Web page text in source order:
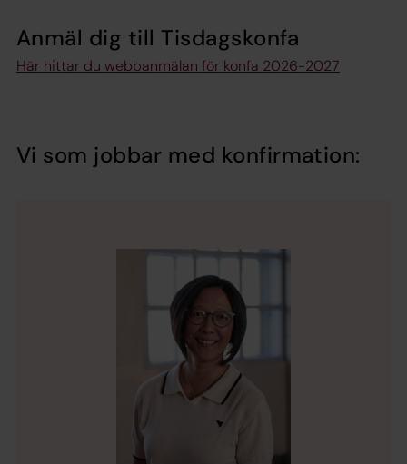
Anmäl dig till Tisdagskonfa
Här hittar du webbanmälan för konfa 2026-2027
Vi som jobbar med konfirmation: